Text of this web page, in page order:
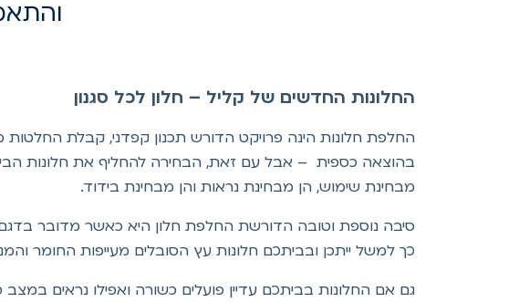
החלונות החדשים של קליל – חלון לכל סגנון
החלפת חלונות הינה פרויקט הדורש תכנון קפדני, קבלת
בהוצאה כספית – אבל עם זאת, הבחירה להחליף את חלונות
מבחינת שימוש, הן מבחינת נראות והן מבחינת בידוד.
סיבה נוספת וטובה הדורשת החלפת חלון היא כאשר מדובר
כך למשל ייתכן ובביתכם חלונות עץ הסובלים מעייפות החומר
גם אם החלונות בביתכם עדיין פועלים כשורה ואפילו נראים